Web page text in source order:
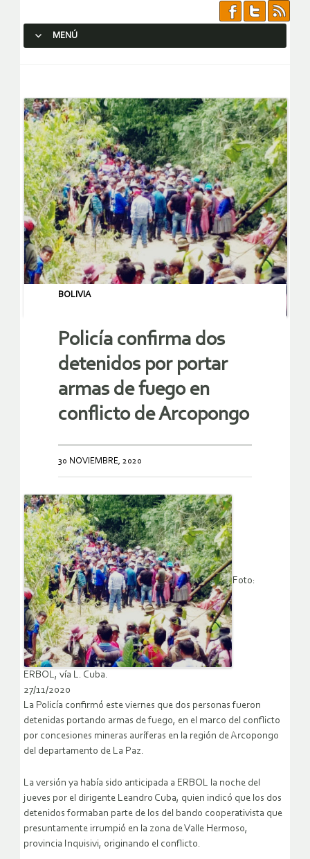
MENÚ
BOLIVIA
Policía confirma dos
detenidos por portar
armas de fuego en
conflicto de Arcopongo
30 NOVIEMBRE, 2020
Foto:
ERBOL, vía L. Cuba.
27/11/2020
La Policía confirmó este viernes que dos personas fueron
detenidas portando armas de fuego, en el marco del conflicto
por concesiones mineras auríferas en la región de Arcopongo
del departamento de La Paz.
La versión ya había sido anticipada a ERBOL la noche del
jueves por el dirigente Leandro Cuba, quien indicó que los dos
detenidos formaban parte de los del bando cooperativista que
presuntamente irrumpió en la zona de Valle Hermoso,
provincia Inquisivi, originando el conflicto.